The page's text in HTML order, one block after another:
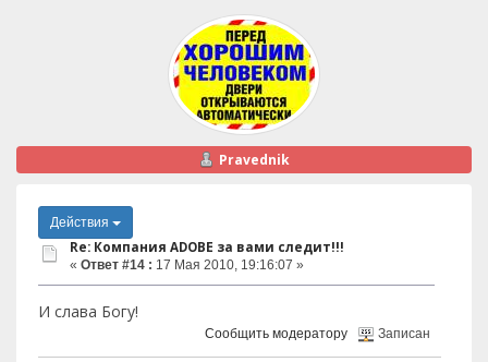
Pravednik
Действия
Re: Компания ADOBE за вами следит!!!
« Ответ #14 : 17 Мая 2010, 19:16:07 »
И слава Богу!
Сообщить модератору Записан